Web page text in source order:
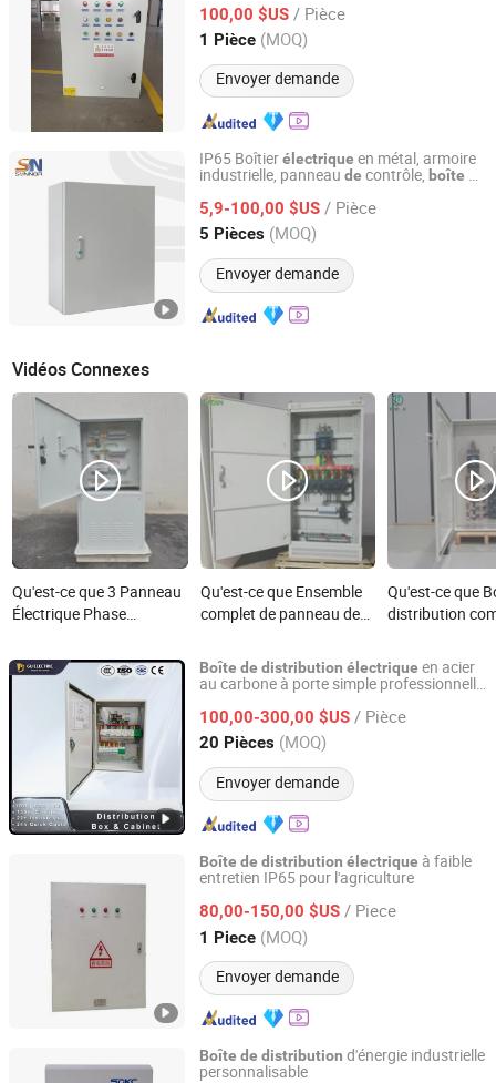
100,00 $US / Pièce
1 Pièce (MOQ)
Envoyer demande
Zhejiang, China Depuis 2026
IP65 Boîtierélectrique en métal, armoire
industrielle, panneau de contrôle, boîte
distribution
5,9-100,00 $US / Pièce
5 Pièces (MOQ)
Envoyer demande
Foshan Shunningye Electrical Equipment Co., Ltd
Guangdong, China Depuis 2026
Vidéos Connexes
Qu'est-ce que 3 Panneau
Électrique Phase
Armoire Interrupteur
380V Boîte de
Distribution
Qu'est-ce que Ensemble
complet de panneau de
disjoncteur MCB boîte de
distribution d'électricité
Qu'est-ce que
distribution
conception de
de distribution
Boîte de distribution électrique en acier
au carbone à porte simple professionnelle
100,00-300,00 $US / Pièce
20 Pièces (MOQ)
Envoyer demande
Zhejiang Golden Unicorn Electrical Tech Company
Zhejiang, China Depuis 2026
Boîte de distribution électrique à faible
entretien IP65 pour l'agriculture
80,00-150,00 $US / Piece
1 Piece (MOQ)
Envoyer demande
Hainan Kensensite Electrical Equipment Co., Ltd.
Hainan, China Depuis 2026
Boîte de distribution d'énergie industrielle
personnalisable